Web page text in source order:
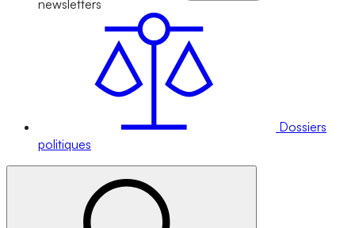
newsletters
Dossiers
politiques